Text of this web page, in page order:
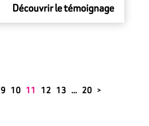
Découvrir le témoignage
9 10 11 12 13 … 20 >